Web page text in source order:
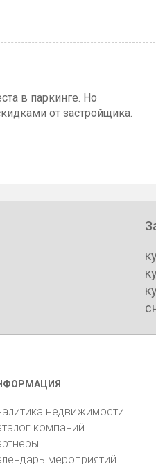
в паркинге. Но
от застройщика.
недвижимости
компаний
мероприятий